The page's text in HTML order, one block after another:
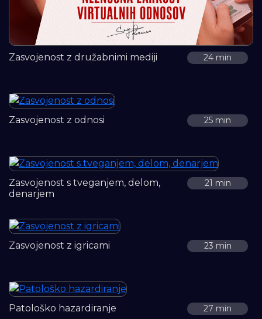
Zasvojenost z družabnimi mediji 24 min
Zasvojenost z odnosi 25 min
Zasvojenost s tveganjem, delom,
denarjem
21 min
Zasvojenost z igricami 23 min
Patološko hazardiranje 27 min